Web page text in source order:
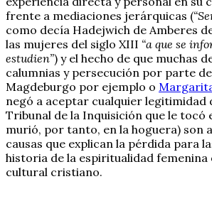
frente a mediaciones jerárquicas (
como decía Hadejwich de Amberes
las mujeres del siglo XIII “a que se
estudien”) y el hecho de que muchas
calumnias y persecución por parte
Magdeburgo por ejemplo o
negó a aceptar cualquier legitimidad
Tribunal de la Inquisición que le tocó
murió, por tanto, en la hoguera) son
causas que explican la pérdida para
historia de la espiritualidad femenina
cultural cristiano.